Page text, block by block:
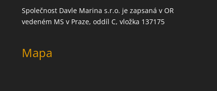
Společnost Davle Marina s.r.o. je zapsaná v OR
vedeném MS v Praze, oddíl C, vložka 137175
Mapa